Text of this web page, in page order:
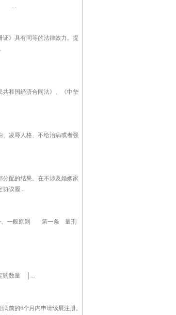
...
》具有同等的法律效力。提
同法》、《中华
凌辱人格、不给治病或者强
配的结果。在不涉及婚姻家
协议履...
一、一般原则 第一条 量刑
数量 │...
前的6个月内申请续展注册。